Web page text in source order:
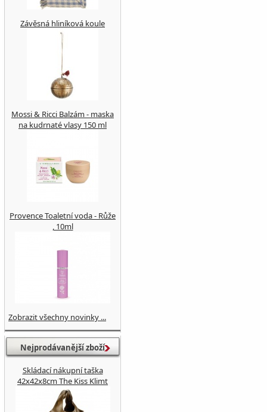
Závěsná hliníková koule
Mossi & Ricci Balzám - maska
na kudrnaté vlasy 150 ml
Provence Toaletní voda - Růže
, 10ml
Zobrazit všechny novinky ...
Nejprodávanější zboží
Skládací nákupní taška
42x42x8cm The Kiss Klimt